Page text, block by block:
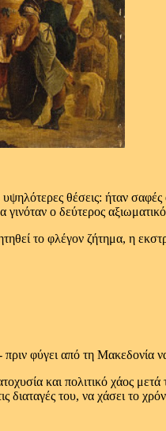
θέσεις: ήταν
ο δεύτερος
το φλέγον ζήτημα, η
φύγει από τη Μακεδονία
και πολιτικό χάος μετά
του, να χάσει το